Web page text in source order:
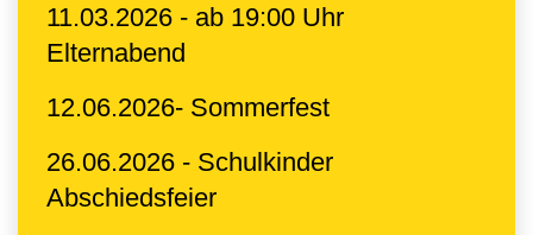
11.03.2026 - ab 19:00 Uhr
Elternabend
12.06.2026- Sommerfest
26.06.2026 - Schulkinder
Abschiedsfeier